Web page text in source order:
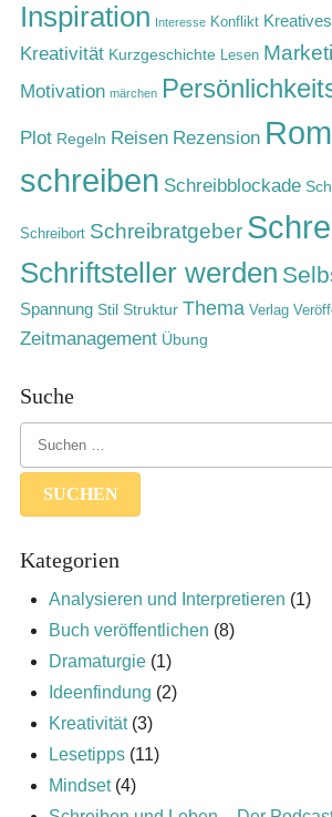
Inspiration Interesse Konflikt
Kreativität Kurzgeschichte Lesen
Motivation märchen
Plot Regeln Reisen Rezension
schreiben Schreibblockade
Schreibort Schreibratgeber
Schriftsteller werden
Spannung Stil Struktur Thema Verlag
Zeitmanagement Übung
Suche
Kategorien
Analysieren und Interpretieren (1)
Buch veröffentlichen (8)
Dramaturgie(1)
Ideenfindung (2)
Kreativität(3)
Lesetipps(11)
Mindset(4)